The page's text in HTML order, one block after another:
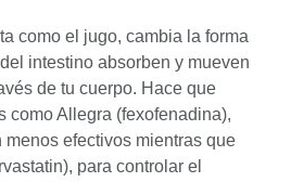
como el jugo, cambia la forma
intestino absorben y mueven
de tu cuerpo. Hace que
como Allegra (fexofenadina),
efectivos mientras que
para controlar el